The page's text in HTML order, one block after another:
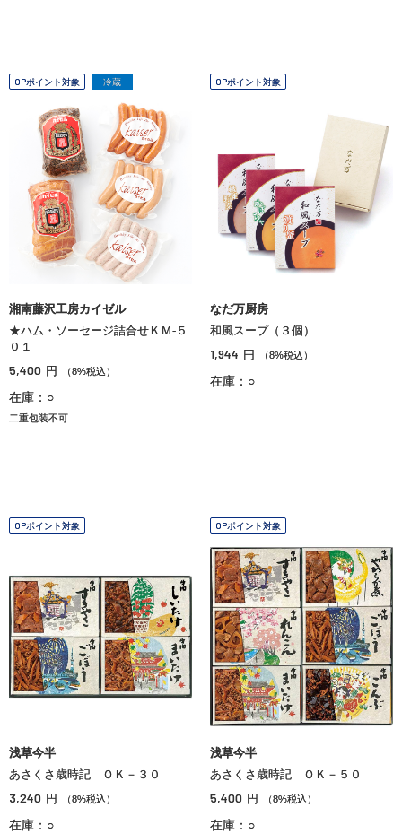
OPポイント対象 冷蔵
湘南藤沢工房カイゼル
★ハム・ソーセージ詰合せＫＭ‐５
０１
5,400 円 （8%税込）
在庫：○
二重包装不可
OPポイント対象
なだ万厨房
和風スープ（３個）
1,944 円 （8%税込）
在庫：○
OPポイント対象
浅草今半
あさくさ歳時記 ＯＫ－３０
3,240 円 （8%税込）
在庫：○
OPポイント対象
浅草今半
あさくさ歳時記 ＯＫ－５０
5,400 円 （8%税込）
在庫：○